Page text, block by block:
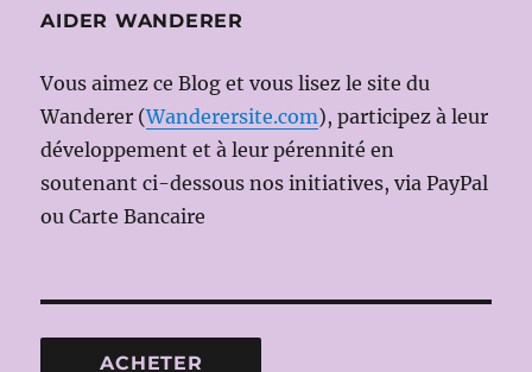
AIDER WANDERER
Vous aimez ce Blog et vous lisez le site du
Wanderer (Wanderersite.com), participez à leur
développement et à leur pérennité en
soutenant ci-dessous nos initiatives, via PayPal
ou Carte Bancaire